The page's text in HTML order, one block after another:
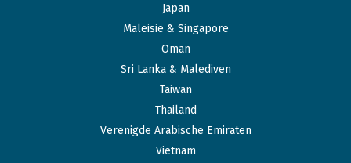
Japan
Maleisië & Singapore
Oman
Sri Lanka & Malediven
Taiwan
Thailand
Verenigde Arabische Emiraten
Vietnam